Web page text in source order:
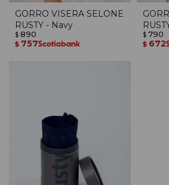
GORRO VISERA SELONE
RUSTY - Navy
$ 890
$ 757
$ 790
$ 672